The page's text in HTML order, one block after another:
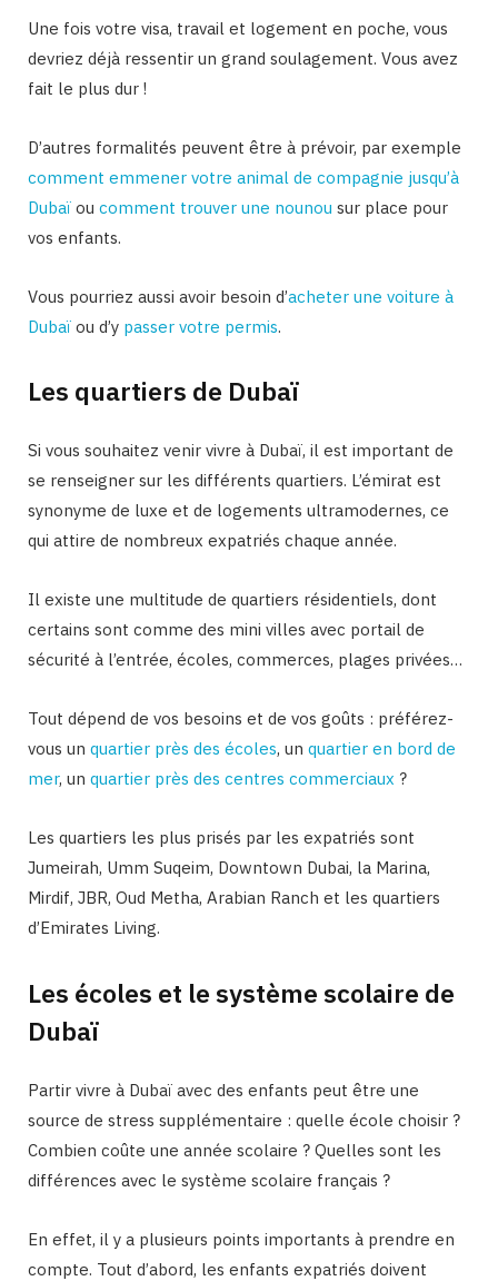
Une fois votre visa, travail et logement en poche, vous
devriez déjà ressentir un grand soulagement. Vous avez
fait le plus dur !
D’autres formalités peuvent être à prévoir, par exemple
comment emmener votre animal de compagnie jusqu’à
Dubaï ou comment trouver une nounou sur place pour
vos enfants.
Vous pourriez aussi avoir besoin d’acheter une voiture à
Dubaï ou d’y passer votre permis.
Les quartiers de Dubaï
Si vous souhaitez venir vivre à Dubaï, il est important de
se renseigner sur les différents quartiers. L’émirat est
synonyme de luxe et de logements ultramodernes, ce
qui attire de nombreux expatriés chaque année.
Il existe une multitude de quartiers résidentiels, dont
certains sont comme des mini villes avec portail de
sécurité à l’entrée, écoles, commerces, plages privées…
Tout dépend de vos besoins et de vos goûts : préférez-
vous un quartier près des écoles, un quartier en bord de
mer, un quartier près des centres commerciaux ?
Les quartiers les plus prisés par les expatriés sont
Jumeirah, Umm Suqeim, Downtown Dubai, la Marina,
Mirdif, JBR, Oud Metha, Arabian Ranch et les quartiers
d’Emirates Living.
Les écoles et le système scolaire de
Dubaï
Partir vivre à Dubaï avec des enfants peut être une
source de stress supplémentaire : quelle école choisir ?
Combien coûte une année scolaire ? Quelles sont les
différences avec le système scolaire français ?
En effet, il y a plusieurs points importants à prendre en
compte. Tout d’abord, les enfants expatriés doivent